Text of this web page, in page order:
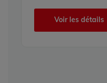
Voir les détails